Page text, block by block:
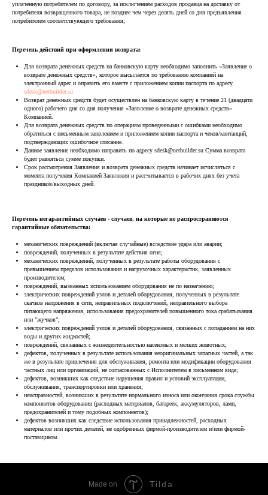
уплаченную потребителем по договору, за исключением расходов продавца на доставку от
потребителя возвращенного товара, не позднее чем через десять дней со дня предъявления
потребителем соответствующего требования;
Перечень действий при оформлении возврата:
Для возврата денежных средств на банковскую карту необходимо заполнить «Заявление о
возврате денежных средств», которое высылается по требованию компанией на
электронный адрес и оправить его вместе с приложением копии паспорта по адресу
sdesk@netbuilder.su
Возврат денежных средств будет осуществлен на банковскую карту в течение 21 (двадцати
одного) рабочего дня со дня получения «Заявление о возврате денежных средств»
Компанией.
Для возврата денежных средств по операциям проведенными с ошибками необходимо
обратиться с письменным заявлением и приложением копии паспорта и чеков/квитанций,
подтверждающих ошибочное списание.
Данное заявление необходимо направить по адресу sdesk@netbuilder.su Сумма возврата
будет равняться сумме покупки.
Срок рассмотрения Заявления и возврата денежных средств начинает исчисляться с
момента получения Компанией Заявления и рассчитывается в рабочих днях без учета
праздников/выходных дней.
Перечень негарантийных случаев - случаев, на которые не распространяются
гарантийные обязательства:
механических повреждений (включая случайные) вследствие удара или аварии;
повреждений, полученных в результате действия огня;
механических повреждений, полученных в результате работы оборудования с
превышением пределов использования и нагрузочных характеристик, заявленных
производителем;
повреждений, вызванных использованием оборудования не по назначению;
электрических повреждений узлов и деталей оборудования, полученных в результате
скачков напряжения в сети, неправильных подключений, неправильного выбора
питающего напряжения, использования предохранителей повышенного тока срабатывания
или "жучков";
электрических повреждений узлов и деталей оборудования, связанных с попаданием на них
воды и других жидкостей;
повреждений, связанных с жизнедеятельностью насекомых и мелких животных;
дефектов, полученных в результате использования неоригинальных запасных частей, а так
же в результате привлечения для обслуживания, ремонта или модификации оборудования
частных лиц или организаций, не согласованных с Исполнителем в письменном виде;
дефектов, возникших как следствие нарушения правил и условий эксплуатации,
обслуживания, транспортировки или хранения;
неисправностей, возникших в результате нормального износа или окончания срока службы
компонентов оборудования (расходных материалов, батареек, аккумуляторов, ламп,
предохранителей и тому подобных компонентов);
дефектов возникших как следствие использования принадлежностей, расходных
материалов или прочих деталей, не одобренных фирмой-производителем и/или фирмой-
поставщиком.
Made on Tilda